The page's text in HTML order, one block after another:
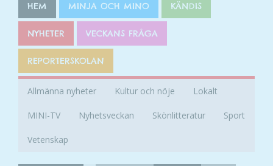
HEM MINJA OCH MINO KÄNDIS
NYHETER VECKANS FRÅGA
REPORTERSKOLAN
Allmänna nyheter Kultur och nöje Lokalt
MINI-TV Nyhetsveckan Skönlitteratur Sport
Vetenskap